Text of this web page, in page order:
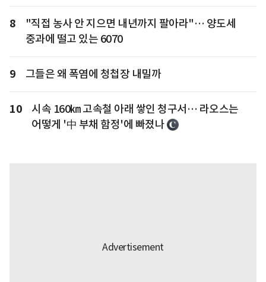
8
"직접 농사 안 지으면 내년까지 팔아라"… 양도세
중과에 떨고 있는 6070
9 그들은 왜 폭염에 청첩장 내밀까
10
시속 160㎞ 고속철 아래 쌓인 청구서… 라오스는
어떻게 '中 부채 함정'에 빠졌나